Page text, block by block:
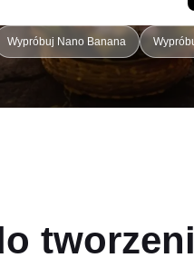
Wypróbuj Nano Banana